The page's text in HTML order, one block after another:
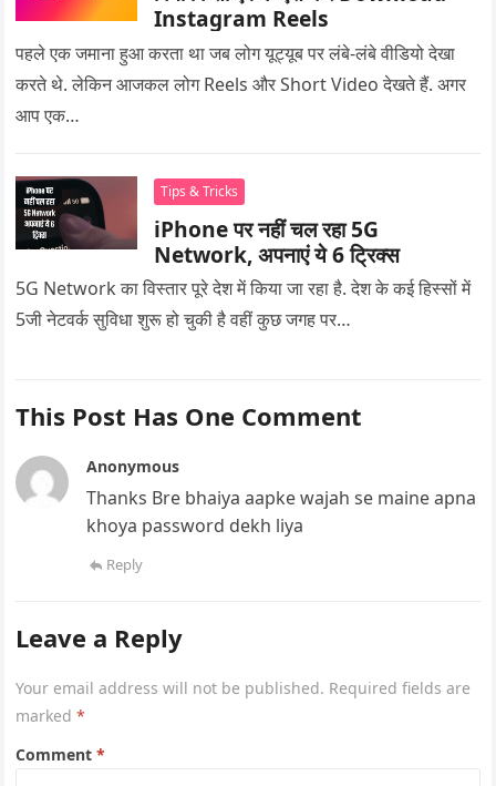
Instagram Reels
पहले एक जमाना हुआ करता था जब लोग यूट्यूब पर लंबे-लंबे वीडियो देखा
करते थे. लेकिन आजकल लोग Reels और Short Video देखते हैं. अगर
आप एक…
Tips & Tricks
iPhone पर नहीं चल रहा 5G
Network, अपनाएं ये 6 ट्रिक्स
5G Network का विस्तार पूरे देश में किया जा रहा है. देश के कई हिस्सों में
5जी नेटवर्क सुविधा शुरू हो चुकी है वहीं कुछ जगह पर…
This Post Has One Comment
Anonymous
Thanks Bre bhaiya aapke wajah se maine apna
khoya password dekh liya
Reply
Leave a Reply
Your email address will not be published. Required fields are
marked*
Comment*